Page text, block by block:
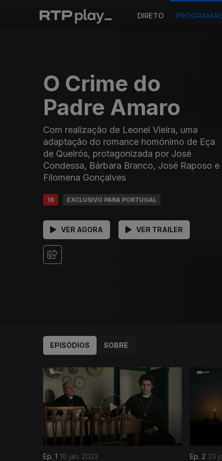
DIRETO PROGRAMAS
O Crime do
Padre Amaro
Com realização de Leonel Vieira, uma
adaptação do romance homónimo de Eça
de Queirós, protagonizada por José
Condessa, Bárbara Branco, José Raposo e
Filomena Gonçalves
16 EXCLUSIVO PARA PORTUGAL
VER AGORA VER TRAILER
EPISÓDIOS SOBRE
Ep. 1 16 jan. 2023 Ep. 2 23